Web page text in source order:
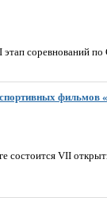
соревнований
спортивных
состоится VII